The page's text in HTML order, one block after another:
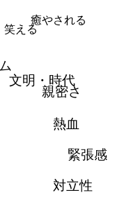
癒やされる
笑える
文明・時代
親密さ
熱血
緊張感
対立性